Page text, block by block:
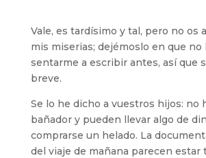
Vale, es tardísimo y tal, pero no os
mis miserias; dejémoslo en que no
sentarme a escribir antes, así que
breve.
Se lo he dicho a vuestros hijos: no
bañador y pueden llevar algo de
comprarse un helado. La
del viaje de mañana parecen